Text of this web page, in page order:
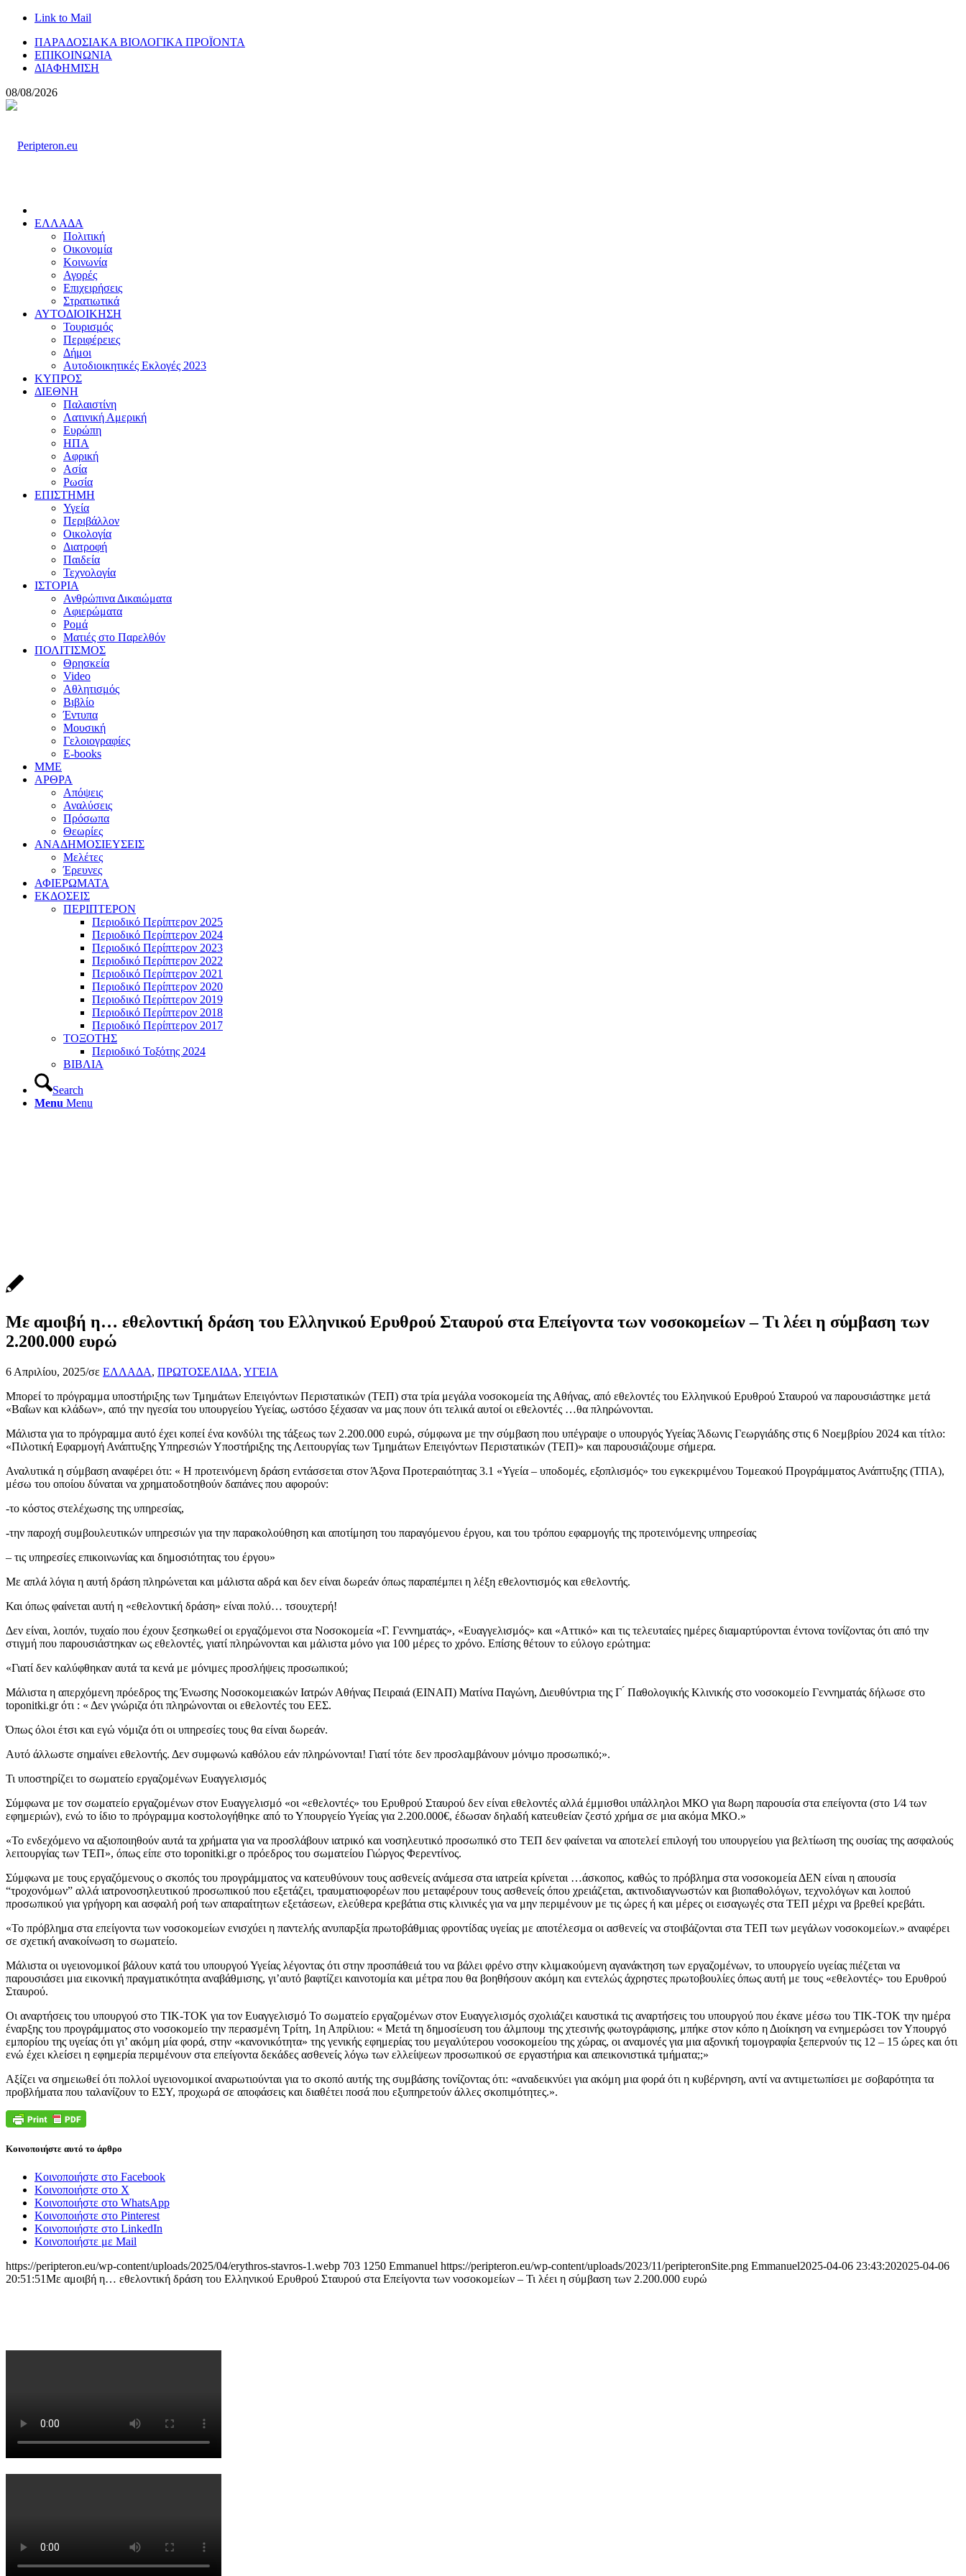
Link to Mail
ΠΑΡΑΔΟΣΙΑΚΑ ΒΙΟΛΟΓΙΚΑ ΠΡΟΪΟΝΤΑ
ΕΠΙΚΟΙΝΩΝΙΑ
ΔΙΑΦΗΜΙΣΗ
08/08/2026
ΕΛΛΑΔΑ
Πολιτική
Οικονομία
Κοινωνία
Αγορές
Επιχειρήσεις
Στρατιωτικά
ΑΥΤΟΔΙΟΙΚΗΣΗ
Τουρισμός
Περιφέρειες
Δήμοι
Αυτοδιοικητικές Εκλογές 2023
ΚΥΠΡΟΣ
ΔΙΕΘΝΗ
Παλαιστίνη
Λατινική Αμερική
Ευρώπη
ΗΠΑ
Αφρική
Ασία
Ρωσία
ΕΠΙΣΤΗΜΗ
Υγεία
Περιβάλλον
Οικολογία
Διατροφή
Παιδεία
Τεχνολογία
ΙΣΤΟΡΙΑ
Ανθρώπινα Δικαιώματα
Αφιερώματα
Ρομά
Ματιές στο Παρελθόν
ΠΟΛΙΤΙΣΜΟΣ
Θρησκεία
Video
Αθλητισμός
Βιβλίο
Έντυπα
Μουσική
Γελοιογραφίες
E-books
MME
ΑΡΘΡΑ
Απόψεις
Αναλύσεις
Πρόσωπα
Θεωρίες
ΑΝΑΔΗΜΟΣΙΕΥΣΕΙΣ
Μελέτες
Έρευνες
ΑΦΙΕΡΩΜΑΤΑ
ΕΚΔΟΣΕΙΣ
ΠΕΡΙΠΤΕΡΟΝ
Περιοδικό Περίπτερον 2025
Περιοδικό Περίπτερον 2024
Περιοδικό Περίπτερον 2023
Περιοδικό Περίπτερον 2022
Περιοδικό Περίπτερον 2021
Περιοδικό Περίπτερον 2020
Περιοδικό Περίπτερον 2019
Περιοδικό Περίπτερον 2018
Περιοδικό Περίπτερον 2017
ΤΟΞΟΤΗΣ
Περιοδικό Τοξότης 2024
ΒΙΒΛΙΑ
Search
Menu Menu
Με αμοιβή η… εθελοντική δράση του Ελληνικού Ερυθρού Σταυρού στα Επείγοντα των νοσοκομείων – Τι λέει η σύμβαση των
2.200.000 ευρώ
6 Απριλίου, 2025/σε ΕΛΛΑΔΑ, ΠΡΩΤΟΣΕΛΙΔΑ, ΥΓΕΙΑ
Μπορεί το πρόγραμμα υποστήριξης των Τμημάτων Επειγόντων Περιστατικών (ΤΕΠ) στα τρία μεγάλα νοσοκομεία της Αθήνας, από εθελοντές του Ελληνικού Ερυθρού Σταυρού να παρουσιάστηκε μετά
«Βαΐων και κλάδων», από την ηγεσία του υπουργείου Υγείας, ωστόσο ξέχασαν να μας πουν ότι τελικά αυτοί οι εθελοντές …θα πληρώνονται.
Μάλιστα για το πρόγραμμα αυτό έχει κοπεί ένα κονδύλι της τάξεως των 2.200.000 ευρώ, σύμφωνα με την σύμβαση που υπέγραψε ο υπουργός Υγείας Άδωνις Γεωργιάδης στις 6 Νοεμβρίου 2024 και τίτλο:
«Πιλοτική Εφαρμογή Ανάπτυξης Υπηρεσιών Υποστήριξης της Λειτουργίας των Τμημάτων Επειγόντων Περιστατικών (ΤΕΠ)» και παρουσιάζουμε σήμερα.
Αναλυτικά η σύμβαση αναφέρει ότι: « Η προτεινόμενη δράση εντάσσεται στον Άξονα Προτεραιότητας 3.1 «Υγεία – υποδομές, εξοπλισμός» του εγκεκριμένου Τομεακού Προγράμματος Ανάπτυξης (ΤΠΑ),
μέσω του οποίου δύναται να χρηματοδοτηθούν δαπάνες που αφορούν:
-το κόστος στελέχωσης της υπηρεσίας,
-την παροχή συμβουλευτικών υπηρεσιών για την παρακολούθηση και αποτίμηση του παραγόμενου έργου, και του τρόπου εφαρμογής της προτεινόμενης υπηρεσίας
– τις υπηρεσίες επικοινωνίας και δημοσιότητας του έργου»
Με απλά λόγια η αυτή δράση πληρώνεται και μάλιστα αδρά και δεν είναι δωρεάν όπως παραπέμπει η λέξη εθελοντισμός και εθελοντής.
Και όπως φαίνεται αυτή η «εθελοντική δράση» είναι πολύ… τσουχτερή!
Δεν είναι, λοιπόν, τυχαίο που έχουν ξεσηκωθεί οι εργαζόμενοι στα Νοσοκομεία «Γ. Γεννηματάς», «Ευαγγελισμός» και «Αττικό» και τις τελευταίες ημέρες διαμαρτύρονται έντονα τονίζοντας ότι από την
στιγμή που παρουσιάστηκαν ως εθελοντές, γιατί πληρώνονται και μάλιστα μόνο για 100 μέρες το χρόνο. Επίσης θέτουν το εύλογο ερώτημα:
«Γιατί δεν καλύφθηκαν αυτά τα κενά με μόνιμες προσλήψεις προσωπικού;
Μάλιστα η απερχόμενη πρόεδρος της Ένωσης Νοσοκομειακών Ιατρών Αθήνας Πειραιά (ΕΙΝΑΠ) Ματίνα Παγώνη, Διευθύντρια της Γ ́ Παθολογικής Κλινικής στο νοσοκομείο Γεννηματάς δήλωσε στο
toponitki.gr ότι : « Δεν γνώριζα ότι πληρώνονται οι εθελοντές του ΕΕΣ.
Όπως όλοι έτσι και εγώ νόμιζα ότι οι υπηρεσίες τους θα είναι δωρεάν.
Αυτό άλλωστε σημαίνει εθελοντής. Δεν συμφωνώ καθόλου εάν πληρώνονται! Γιατί τότε δεν προσλαμβάνουν μόνιμο προσωπικό;».
Τι υποστηρίζει το σωματείο εργαζομένων Ευαγγελισμός
Σύμφωνα με τον σωματείο εργαζομένων στον Ευαγγελισμό «οι «εθελοντές» του Ερυθρού Σταυρού δεν είναι εθελοντές αλλά έμμισθοι υπάλληλοι ΜΚΟ για 8ωρη παρουσία στα επείγοντα (στο 1⁄4 των
εφημεριών), ενώ το ίδιο το πρόγραμμα κοστολογήθηκε από το Υπουργείο Υγείας για 2.200.000€, έδωσαν δηλαδή κατευθείαν ζεστό χρήμα σε μια ακόμα ΜΚΟ.»
«Το ενδεχόμενο να αξιοποιηθούν αυτά τα χρήματα για να προσλάβουν ιατρικό και νοσηλευτικό προσωπικό στο ΤΕΠ δεν φαίνεται να αποτελεί επιλογή του υπουργείου για βελτίωση της ουσίας της ασφαλούς
λειτουργίας των ΤΕΠ», όπως είπε στο toponitki.gr o πρόεδρος του σωματείου Γιώργος Φερεντίνος.
Σύμφωνα με τους εργαζόμενους ο σκοπός του προγράμματος να κατευθύνουν τους ασθενείς ανάμεσα στα ιατρεία κρίνεται …άσκοπος, καθώς το πρόβλημα στα νοσοκομεία ΔΕΝ είναι η απουσία
“τροχονόμων” αλλά ιατρονοσηλευτικού προσωπικού που εξετάζει, τραυματιοφορέων που μεταφέρουν τους ασθενείς όπου χρειάζεται, ακτινοδιαγνωστών και βιοπαθολόγων, τεχνολόγων και λοιπού
προσωπικού για γρήγορη και ασφαλή ροή των απαραίτητων εξετάσεων, ελεύθερα κρεβάτια στις κλινικές για να μην περιμένουν με τις ώρες ή και μέρες οι εισαγωγές στα ΤΕΠ μέχρι να βρεθεί κρεβάτι.
«Το πρόβλημα στα επείγοντα των νοσοκομείων ενισχύει η παντελής ανυπαρξία πρωτοβάθμιας φροντίδας υγείας με αποτέλεσμα οι ασθενείς να στοιβάζονται στα ΤΕΠ των μεγάλων νοσοκομείων.» αναφέρει
σε σχετική ανακοίνωση το σωματείο.
Μάλιστα οι υγειονομικοί βάλουν κατά του υπουργού Υγείας λέγοντας ότι στην προσπάθειά του να βάλει φρένο στην κλιμακούμενη αγανάκτηση των εργαζομένων, το υπουργείο υγείας πιέζεται να
παρουσιάσει μια εικονική πραγματικότητα αναβάθμισης, γι’αυτό βαφτίζει καινοτομία και μέτρα που θα βοηθήσουν ακόμη και εντελώς άχρηστες πρωτοβουλίες όπως αυτή με τους «εθελοντές» του Ερυθρού
Σταυρού.
Οι αναρτήσεις του υπουργού στο TIK-TOK για τον Ευαγγελισμό Το σωματείο εργαζομένων στον Ευαγγελισμός σχολιάζει καυστικά τις αναρτήσεις του υπουργού που έκανε μέσω του ΤΙΚ-ΤΟΚ την ημέρα
έναρξης του προγράμματος στο νοσοκομείο την περασμένη Τρίτη, 1η Απρίλιου: « Μετά τη δημοσίευση του άλμπουμ της χτεσινής φωτογράφισης, μπήκε στον κόπο η Διοίκηση να ενημερώσει τον Υπουργό
εμπορίου της υγείας ότι γι’ ακόμη μία φορά, στην «κανονικότητα» της γενικής εφημερίας του μεγαλύτερου νοσοκομείου της χώρας, οι αναμονές για μια αξονική τομογραφία ξεπερνούν τις 12 – 15 ώρες και ότι
ενώ έχει κλείσει η εφημερία περιμένουν στα επείγοντα δεκάδες ασθενείς λόγω των ελλείψεων προσωπικού σε εργαστήρια και απεικονιστικά τμήματα;;»
Αξίζει να σημειωθεί ότι πολλοί υγειονομικοί αναρωτιούνται για το σκοπό αυτής της συμβάσης τονίζοντας ότι: «αναδεικνύει για ακόμη μια φορά ότι η κυβέρνηση, αντί να αντιμετωπίσει με σοβαρότητα τα
προβλήματα που ταλανίζουν το ΕΣΥ, προχωρά σε αποφάσεις και διαθέτει ποσά που εξυπηρετούν άλλες σκοπιμότητες.».
Κοινοποιήστε αυτό το άρθρο
Κοινοποιήστε στο Facebook
Κοινοποιήστε στο X
Κοινοποιήστε στο WhatsApp
Κοινοποιήστε στο Pinterest
Κοινοποιήστε στο LinkedIn
Κοινοποιήστε με Mail
https://peripteron.eu/wp-content/uploads/2025/04/erythros-stavros-1.webp 703 1250 Emmanuel https://peripteron.eu/wp-content/uploads/2023/11/peripteronSite.png Emmanuel2025-04-06 23:43:202025-04-06
20:51:51Με αμοιβή η… εθελοντική δράση του Ελληνικού Ερυθρού Σταυρού στα Επείγοντα των νοσοκομείων – Τι λέει η σύμβαση των 2.200.000 ευρώ